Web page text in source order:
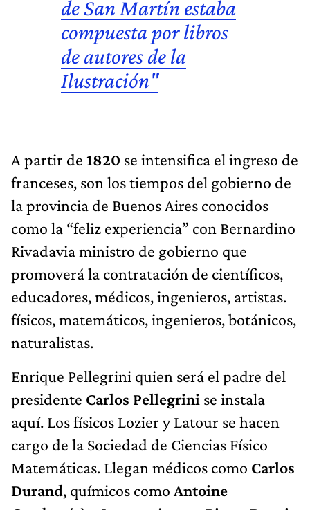
deSan Martín estaba
compuesta por libros
de autores de la
Ilustración"
A partir de 1820 se intensifica el ingreso de
franceses, son los tiempos del gobierno de
la provincia de Buenos Aires conocidos
como la “feliz experiencia” con Bernardino
Rivadavia ministro de gobierno que
promoverá la contratación de científicos,
educadores, médicos, ingenieros, artistas.
físicos, matemáticos, ingenieros, botánicos,
naturalistas.
Enrique Pellegrini quien será el padre del
presidente Carlos Pellegrini se instala
aquí. Los físicos Lozier y Latour se hacen
cargo de la Sociedad de Ciencias Físico
Matemáticas. Llegan médicos como Carlos
Durand, químicos como Antoine